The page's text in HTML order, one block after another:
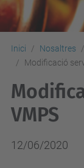
Inici Nosaltres
Modificació
VMPS
12/06/2020